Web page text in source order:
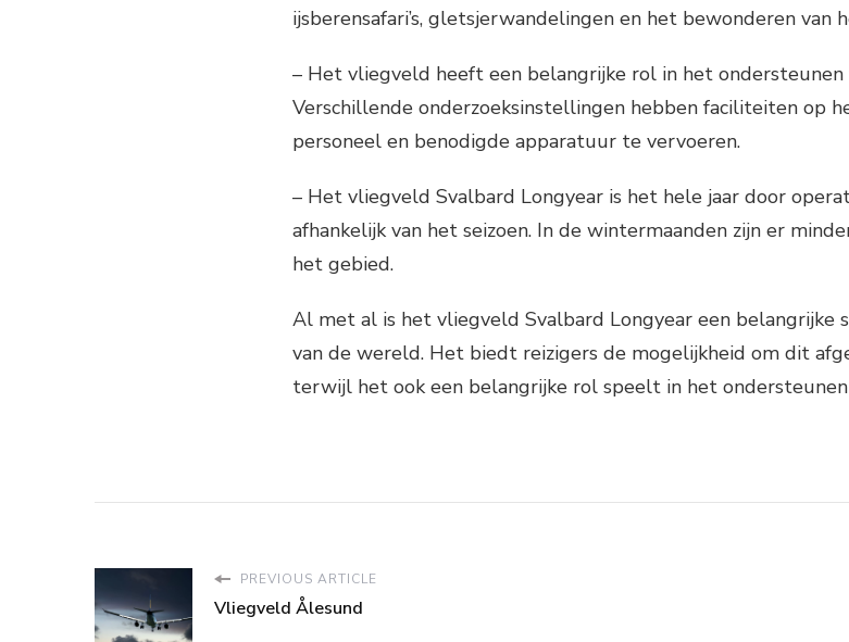
ijsberensafari’s, gletsjerwandelingen en het bewonderen van
– Het vliegveld heeft een belangrijke rol in het
Verschillende onderzoeksinstellingen hebben faciliteiten op
personeel en benodigde apparatuur te vervoeren.
– Het vliegveld Svalbard Longyear is het hele jaar door
afhankelijk van het seizoen. In de wintermaanden zijn er
het gebied.
Al met al is het vliegveld Svalbard Longyear een belangrijke
van de wereld. Het biedt reizigers de mogelijkheid om dit
terwijl het ook een belangrijke rol speelt in het
PREVIOUS ARTICLE
Vliegveld Ålesund